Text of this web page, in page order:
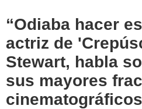
“Odiaba hacer
actriz de
Stewart, habla
sus mayores
cinematográficos